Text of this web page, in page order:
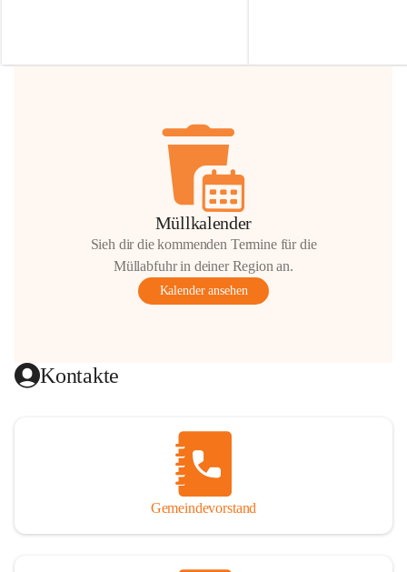
Hilfsbereitschaft!
Müllkalender
Sieh dir die kommenden Termine für die
Müllabfuhr in deiner Region an.
Kalender ansehen
Kontakte
Gemeindevorstand